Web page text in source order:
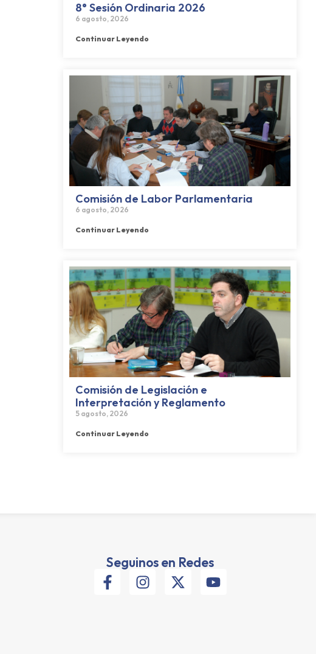
8° Sesión Ordinaria 2026
6 agosto, 2026
Continuar Leyendo
Comisión de Labor Parlamentaria
6 agosto, 2026
Continuar Leyendo
Comisión de Legislación e
Interpretación y Reglamento
5 agosto, 2026
Continuar Leyendo
Seguinos en Redes